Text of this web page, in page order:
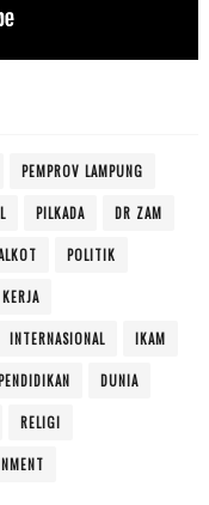
PEMPROV LAMPUNG
PILKADA DR ZAM
POLITIK
INTERNASIONAL IKAM
PENDIDIKAN DUNIA
RELIGI